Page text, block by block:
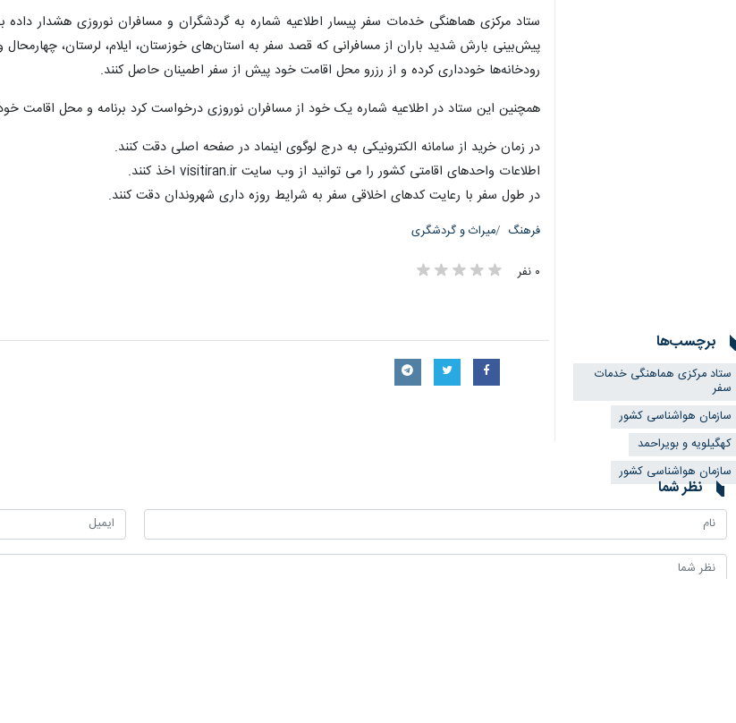
پیش‌بینی بارش شدید باران از مسافرانی که قصد سفر به استان‌های خوزستان، ایلام، لرستان،
رودخانه‌ها خودداری کرده و از رزرو محل اقامت خود پیش از سفر اطمینان حاصل کنند.
همچنین این ستاد در اطلاعیه شماره یک خود از مسافران نوروزی درخواست کرد برنامه و محل اقامت
در زمان خرید از سامانه الکترونیکی به درج لوگوی اینماد در صفحه اصلی دقت کنند.
اطلاعات واحدهای اقامتی کشور را می توانید از وب سایت visitiran.ir اخذ کنند.
در طول سفر با رعایت کدهای اخلاقی سفر به شرایط روزه داری شهروندان دقت کنند.
فرهنگ میراث و گردشگری
۰ نفر
برچسب‌ها
ستاد مرکزی هماهنگی خدمات
سفر
سازمان هواشناسی كشور
کهگیلویه و بویراحمد
سازمان هواشناسی کشور
نظر شما